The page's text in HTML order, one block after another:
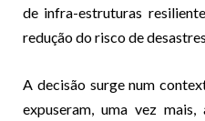
de infra-estruturas
redução do risco de desastres.
A decisão surge num
expuseram, uma vez